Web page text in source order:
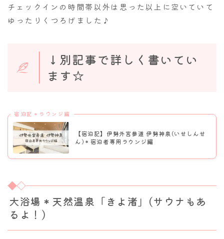
チェックインの時間帯以外は思った以上に空いていて
ゆったりくつろげました♪
↓別記事で詳しく書いてい
ます☆
宿泊記＊ラウンジ編
【宿泊記】伊勢外宮参道 伊勢神泉(いせしんせ
ん)＊宿泊者専用ラウンジ編
大浴場＊天然温泉「きよ渚」(サウナもあ
るよ！)